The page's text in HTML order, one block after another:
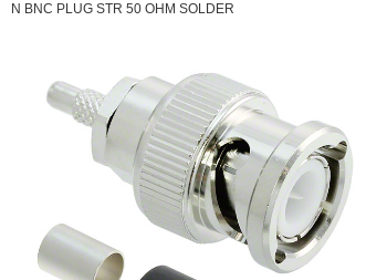
N BNC PLUG STR 50 OHM SOLDER